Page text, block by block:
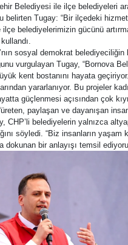
Belediyesi ile ilçe belediyeleri
belirten Tugay: “Bir ilçedeki
ilçe belediyelerimizin gücünü
sosyal demokrat belediyeciliğin
vurgulayan Tugay, “Bornova
kent bostanını hayata
yararlanıyor. Bu projeler
güçlenmesi açısından çok
paylaşan ve dayanışan
CHP’li belediyelerin yalnızca
söyledi. “Biz insanların yaşam
dokunan bir anlayışı temsil